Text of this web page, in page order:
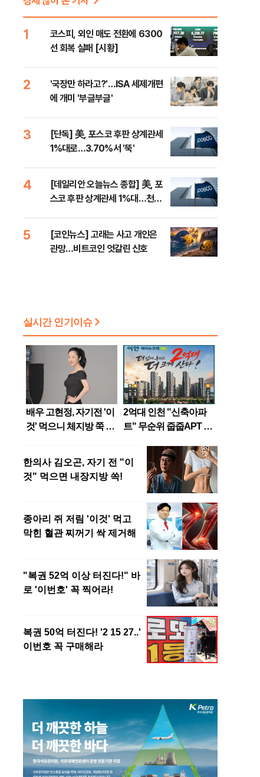
1
코스피, 외인 매도 전환에 6300
선 회복 실패 [시황]
2
'국장만 하라고?'…ISA 세제개편
에 개미 '부글부글'
3
[단독] 美, 포스코 후판 상계관세
1%대로…3.70%서 '뚝'
4
[데일리안 오늘뉴스 종합] 美, 포
스코 후판 상계관세 1%대…천하
5
[코인뉴스] 고래는 사고 개인은
관망…비트코인 엇갈린 신호